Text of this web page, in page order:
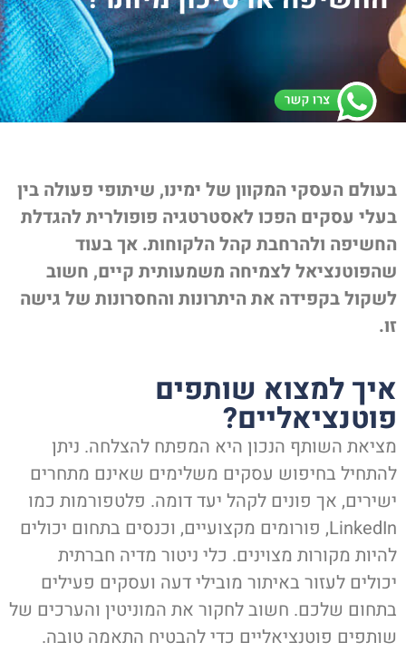
העסקי המקוון של ימינו, שיתופי פעולה בין
עסקים הפכו לאסטרטגיה פופולרית להגדלת
ולהרחבת קהל הלקוחות. אך בעוד
לצמיחה משמעותית קיים, חשוב
בקפידה את היתרונות והחסרונות של גישה
למצוא שותפים
השותף הנכון היא המפתח להצלחה. ניתן
בחיפוש עסקים משלימים שאינם מתחרים
אך פונים לקהל יעד דומה. פלטפורמות כמו
LinkedIn, פורומים מקצועיים, וכנסים בתחום יכולים
מקורות מצוינים. כלי ניטור מדיה חברתית
לעזור באיתור מובילי דעה ועסקים פעילים
שלכם. חשוב לחקור את המוניטין והערכים של
פוטנציאליים כדי להבטיח התאמה טובה.